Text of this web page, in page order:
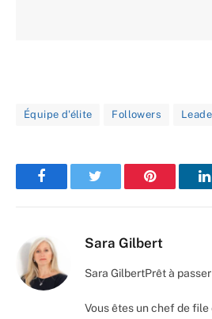
Équipe d'élite Followers
Facebook Pinterest
Sara Gilbert
Sara GilbertPrêt à
Vous êtes un chef de